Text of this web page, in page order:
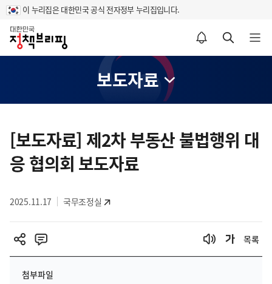
이 누리집은 대한민국 공식 전자정부 누리집입니다.
홈
알림설정 바로가기 검색 바로가기 메뉴 열기
보도자료
텐
츠
영
[보도자료] 제2차 부동산 불법행위 대
응 협의회 보도자료
2025.11.17 국무조정실
목록
첨부파일